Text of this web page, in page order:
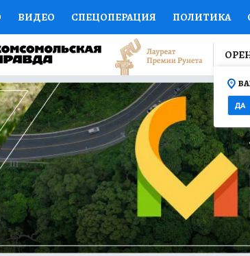
ВИДЕО СПЕЦОПЕРАЦИЯ ПОЛИТИКА
НАУКА СПОРТ
ЭКСПЕРТОВ ДОКТОР ФИНАНСЫ
ПОЛКА ПРОГНОЗЫ НА СПОРТ
ЦЕНТР НЕДВИЖИМОСТЬ ТЕЛЕВИЗОР
КП РЕКЛАМА ТЕСТЫ НОВОЕ НА САЙТЕ
ДА